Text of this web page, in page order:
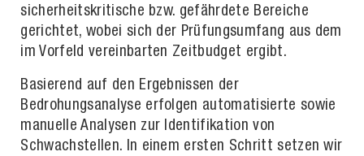
sicherheitskritische bzw. gefährdete Bereiche
gerichtet, wobei sich der Prüfungsumfang aus dem
im Vorfeld vereinbarten Zeitbudget ergibt.
Basierend auf den Ergebnissen der
Bedrohungsanalyse erfolgen automatisierte sowie
manuelle Analysen zur Identifikation von
Schwachstellen. In einem ersten Schritt setzen wir